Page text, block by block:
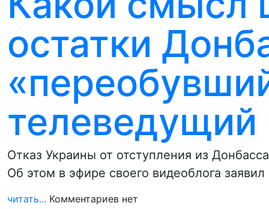
остатки
телеведущий
Отказ Украины от отступления из
Об этом в эфире своего видеоблога
читать... Комментариев нет